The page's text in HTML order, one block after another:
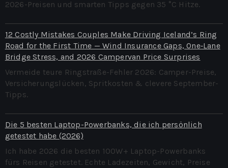
2026-Preisen und smarten Tipps gegen 35 °C Hitze.
12 Costly Mistakes Couples Make Driving Iceland’s Ring
Road for the First Time — Wind Insurance Gaps, One‑Lane
Bridge Stress, and 2026 Campervan Price Surprises
Vermeide teure Ringstraße-Fehler 2026: Camper-Preise,
Versicherungslücken, Spritkosten & clevere September-
Tipps.
Die 5 besten Laptop-Powerbanks, die ich persönlich
getestet habe (2026)
Ich habe 2026 die besten 100W+ Laptop-Powerbanks
fürs Reisen getestet. Echte Ladezeiten, Gewicht, Preise